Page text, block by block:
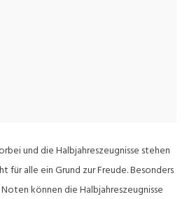
und die Halbjahreszeugnisse stehen
für alle ein Grund zur Freude. Besonders
können die Halbjahreszeugnisse